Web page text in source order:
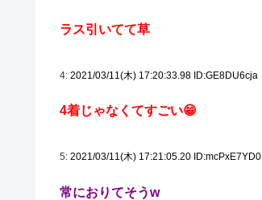
ラス引いてて草
4: 2021/03/11(木) 17:20:33.98 ID:GE8DU6cja
4着じゃなくてすごい😁
5: 2021/03/11(木) 17:21:05.20 ID:mcPxE7YD0
常におりてそうw